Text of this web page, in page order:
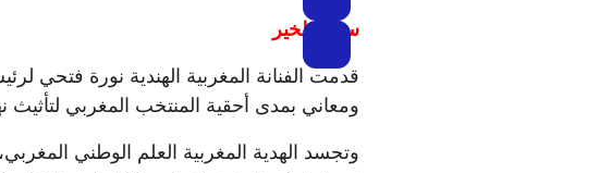
سلام بلخير
قدمت الفنانة المغربية الهندية نورة فتحي
ومعاني بمدى أحقية المنتخب المغربي لتأثيث
وتجسد الهدية المغربية العلم الوطني